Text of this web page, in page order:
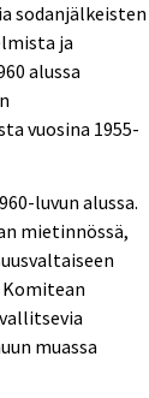
sodanjälkeisten
ja
alussa
vuosina 1955-
luvun alussa.
mietinnössä,
muassa